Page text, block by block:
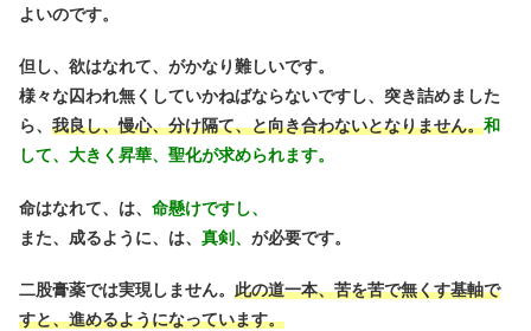
よいのです。
但し、欲はなれて、がかなり難しいです。
様々な囚われ無くしていかねばならないですし、突き詰めました
ら、 我良し、慢心、分け隔て、と向き合わないとなりません。和
して、大きく昇華、聖化が求められます。
命はなれて、は、 命懸けですし、
また、成るように、は、 真剣、 が必要です。
二股膏薬では実現しません。 此の道一本、苦を苦で無くす基軸で
すと、進めるようになっています。